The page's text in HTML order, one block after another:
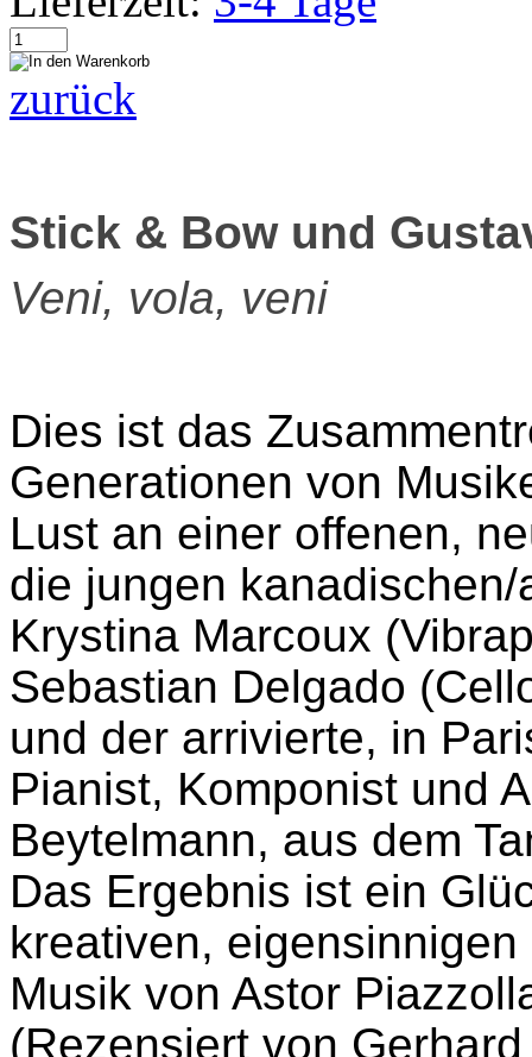
zurück
Stick & Bow und
Veni, vola, veni
Dies ist das
Generationen von
Lust an einer offenen,
die jungen
Krystina Marcoux
Sebastian Delgado
und der arrivierte, in
Pianist, Komponist und
Beytelmann, aus dem
Das Ergebnis ist ein
kreativen,
Musik von Astor
(Rezensiert von